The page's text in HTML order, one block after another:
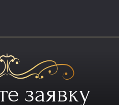
заявку